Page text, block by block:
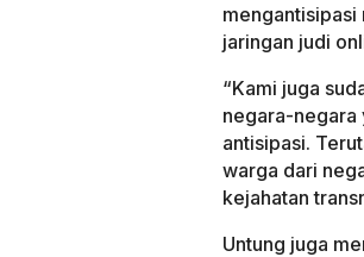
jaringan judi
“Kami juga
negara-negara
antisipasi.
warga dari
kejahatan
Untung juga